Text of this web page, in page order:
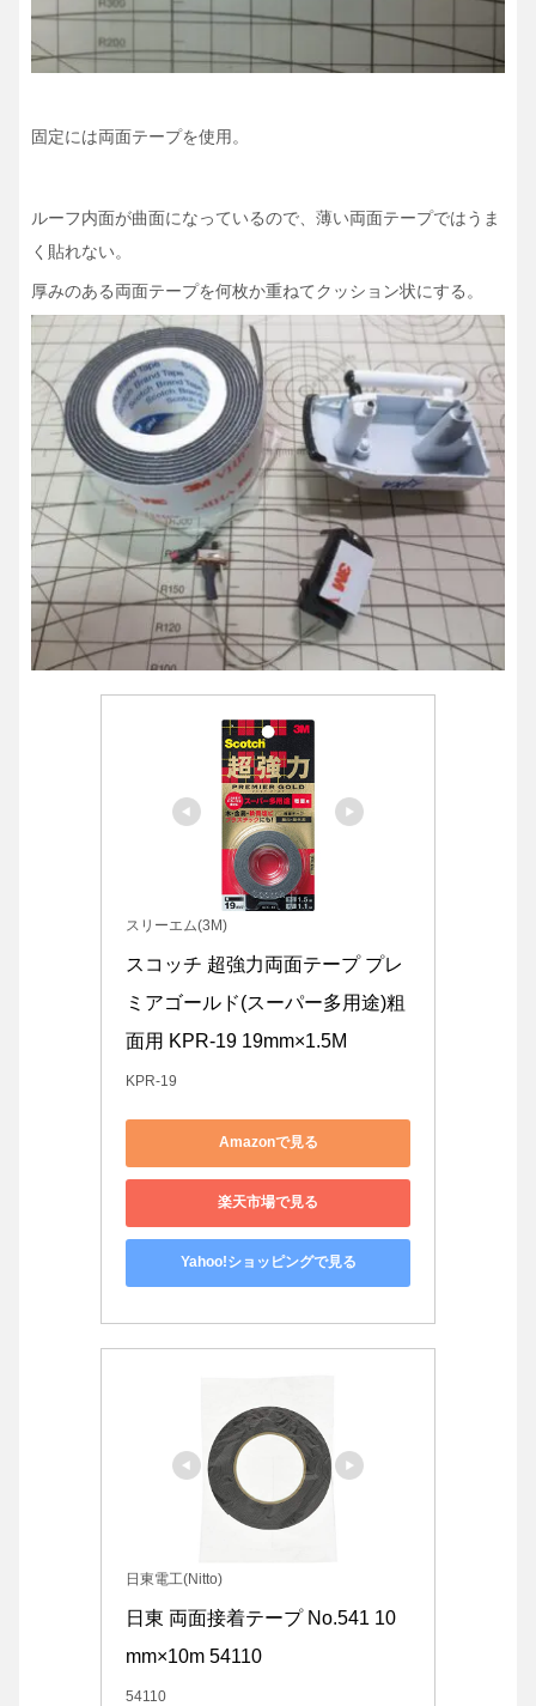
固定には両面テープを使用。
ルーフ内面が曲面になっているので、薄い両面テープではうま
く貼れない。
厚みのある両面テープを何枚か重ねてクッション状にする。
スリーエム(3M)
スコッチ 超強力両面テープ プレ
ミアゴールド(スーパー多用途)粗
面用 KPR-19 19mm×1.5M
KPR-19
Amazonで見る
楽天市場で見る
Yahoo!ショッピングで見る
日東電工(Nitto)
日東 両面接着テープ No.541 10
mm×10m 54110
54110